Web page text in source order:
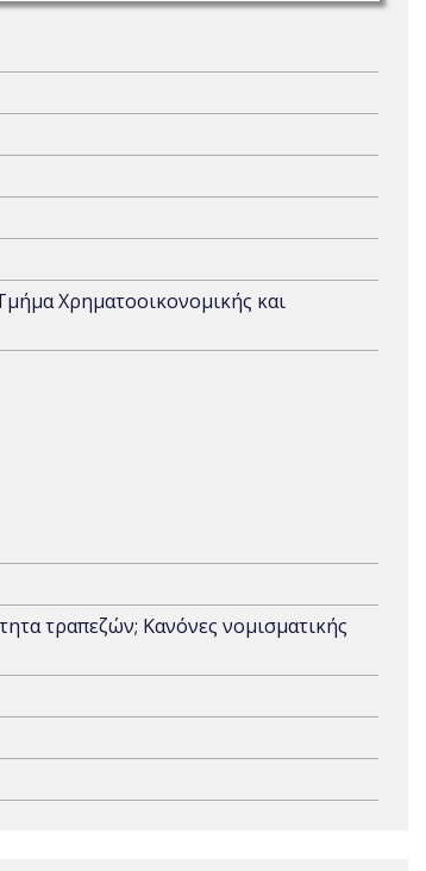
Χρηματοοικονομικής και
τραπεζών; Κανόνες νομισματικής